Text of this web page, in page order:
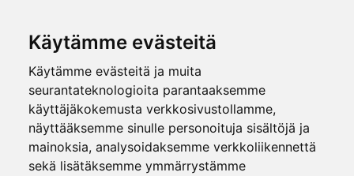
Käytämme evästeitä
Käytämme evästeitä ja muita
seurantateknologioita parantaaksemme
käyttäjäkokemusta verkkosivustollamme,
näyttääksemme sinulle personoituja sisältöjä ja
mainoksia, analysoidaksemme verkkoliikennettä
sekä lisätäksemme ymmärrystämme